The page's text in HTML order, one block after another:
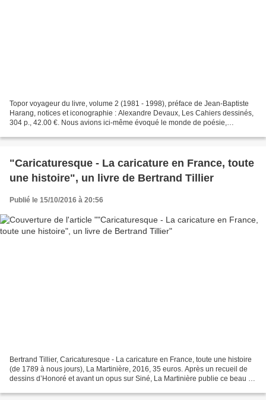
Topor voyageur du livre, volume 2 (1981 - 1998), préface de Jean-Baptiste
Harang, notices et iconographie : Alexandre Devaux, Les Cahiers dessinés,
304 p., 42.00 €. Nous avions ici-même évoqué le monde de poésie,
"Caricaturesque - La caricature en France, toute
une histoire", un livre de Bertrand Tillier
Publié le 15/10/2016 à 20:56
Bertrand Tillier, Caricaturesque - La caricature en France, toute une histoire
(de 1789 à nous jours), La Martinière, 2016, 35 euros. Après un recueil de
dessins d’Honoré et avant un opus sur Siné, La Martinière publie ce beau et